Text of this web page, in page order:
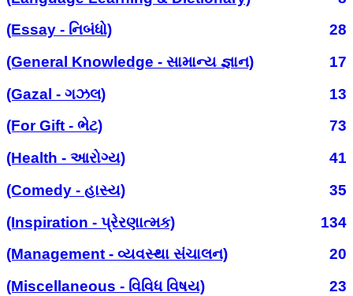
(Essay - નિબંધો)
28
(General Knowledge - સામાન્ય જ્ઞાન)
17
(Gazal - ગઝલ)
13
(For Gift - ભેટ)
73
(Health - આરોગ્ય)
41
(Comedy - હાસ્ય)
35
(Inspiration - પ્રેરણાત્મક)
134
(Management - વ્યવસ્થા સંચાલન)
20
(Miscellaneous - વિવિધ વિષય)
23